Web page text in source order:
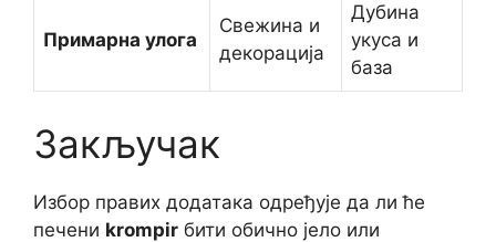
Примарна улога
Свежина и
декорација
Дубина
укуса и
база
Закључак
Избор правих додатака одређује да ли ће
печени krompir бити обично јело или